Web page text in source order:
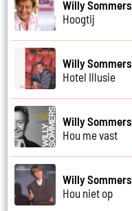
Willy Sommers
Hoogtij
Willy Sommers
Hotel Illusie
Willy Sommers
Hou me vast
Willy Sommers
Hou niet op